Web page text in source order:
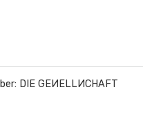
DIE GEИELLИCHAFT